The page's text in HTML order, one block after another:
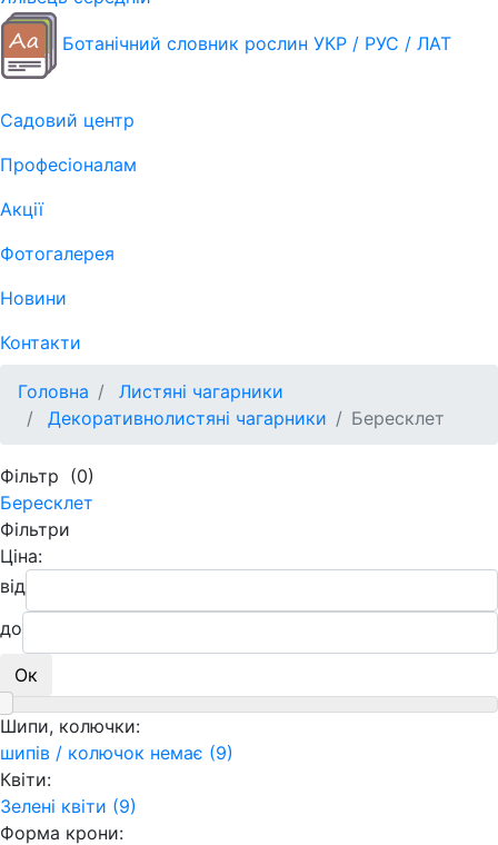
Ботанічний словник рослин УКР / РУС / ЛАТ
Садовий центр
Професіоналам
Акції
Фотогалерея
Новини
Контакти
Головна
Листяні чагарники
Декоративнолистяні чагарники
Бересклет
Фільтр (0)
Бересклет
Фільтри
Ціна:
від
до
Ок
Шипи, колючки:
шипів / колючок немає (9)
Квіти:
Зелені квіти (9)
Форма крони: